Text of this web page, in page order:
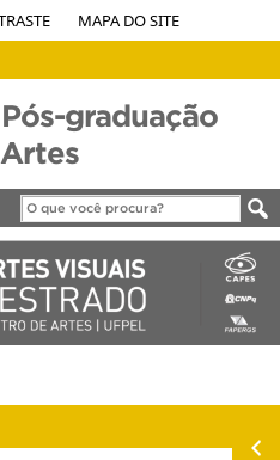
MAPA DO SITE
graduação